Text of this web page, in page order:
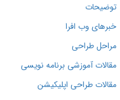
وب افرا
طراحی
آموزشی برنامه نویسی
طراحی اپلیکیشن